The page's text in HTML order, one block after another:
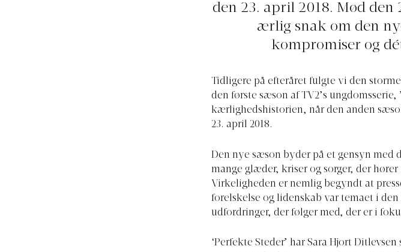
den 23. april 2018. Mød
ærlig snak om den
kompromiser og
Tidligere på efteråret fulgte vi den
den første sæson af TV2’s
kærlighedshistorien, når den anden
23. april 2018.
Den nye sæson byder på et gensyn med
mange glæder, kriser og sorger, der
Virkeligheden er nemlig begyndt at
forelskelse og lidenskab var temaet i
udfordringer, der følger med, der er i
‘Perfekte Steder’ har Sara Hjort